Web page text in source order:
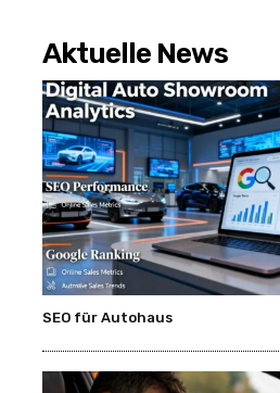
Aktuelle News
SEO für Autohaus